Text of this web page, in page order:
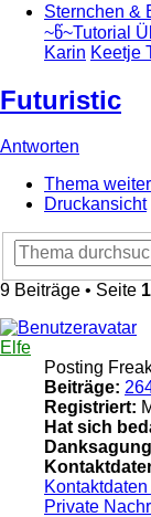
Sternchen &
~წ~Tutorial
Karin Keetje
Futuristic
Antworten
Thema
Druckansicht
9 Beiträge • Seite 1
Elfe
Posting
Beiträge:
Registriert:
Hat sich
Private